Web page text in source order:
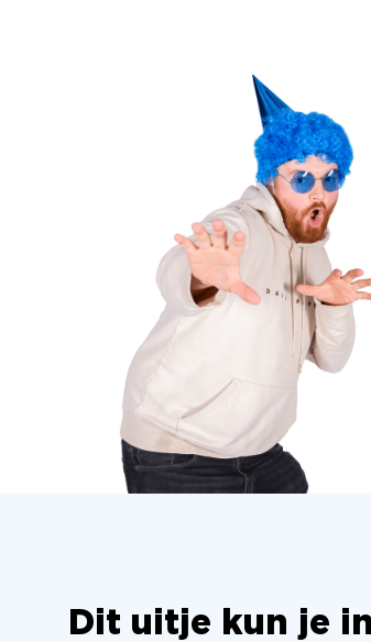
Dit uitje kun je